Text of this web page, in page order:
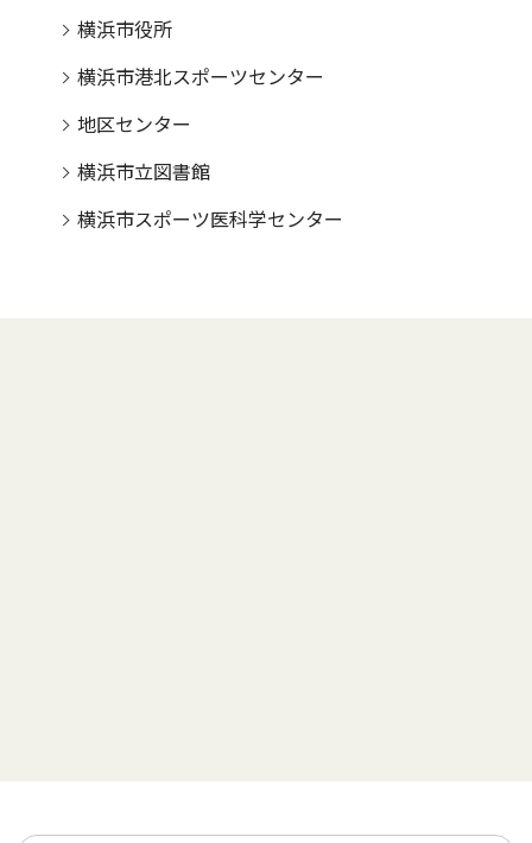
横浜市役所
横浜市港北スポーツセンター
地区センター
横浜市立図書館
横浜市スポーツ医科学センター